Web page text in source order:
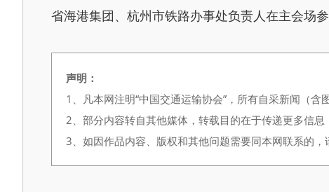
省海港集团、杭州市铁路办事处负责人在主会场
声明：
1、凡本网注明“中国交通运输协会”，所有自采新闻（
2、部分内容转自其他媒体，转载目的在于传递更多信息
3、如因作品内容、版权和其他问题需要同本网联系的